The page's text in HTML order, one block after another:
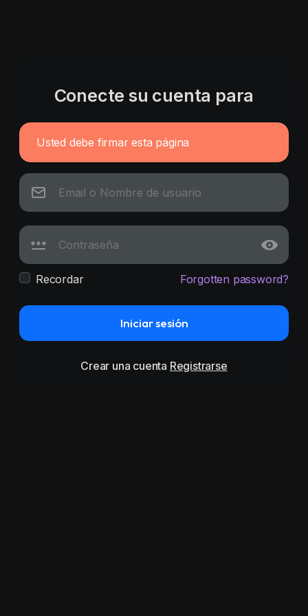
Conecte su cuenta para
Usted debe firmar esta página
Recordar Forgotten password?
Iniciar sesión
Crear una cuenta Registrarse